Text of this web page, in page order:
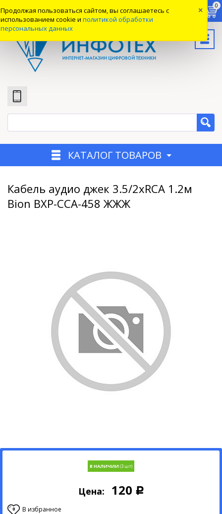
Продолжая пользоваться сайтом, вы соглашаетесь с
использованием cookie и политикой обработки
персональных данных
×
Вход
0
КАТАЛОГ ТОВАРОВ
Кабель аудио джек 3.5/2xRCA 1.2м
Bion BXP-CCA-458 ЖЖЖ
В НАЛИЧИИ
Цена: 120 Р
0 В избранное